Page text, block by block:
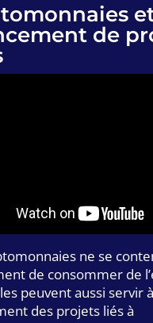
de
ne se
de consommer de
peuvent aussi servir
des projets liés à